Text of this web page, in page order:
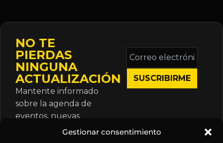
Gestionar consentimiento
NO TE
PIERDAS
NINGUNA
ACTUALIZACIÓN
Mantente informado
sobre la agenda de
eventos, nuevas
publicaciones y
Correo
electrónico
*